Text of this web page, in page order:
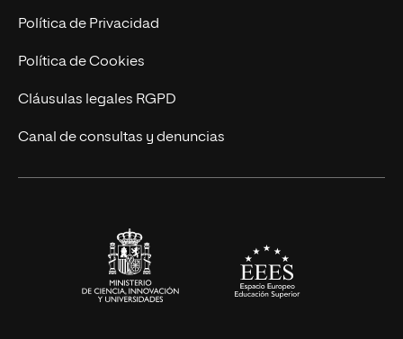
Postgrados
Cursos Universitarios
Trabaja en UNIR
Actualidad
UNIR Revista
Eventos
Política de Privacidad
Política de Cookies
Cláusulas legales RGPD
Canal de consultas y denuncias